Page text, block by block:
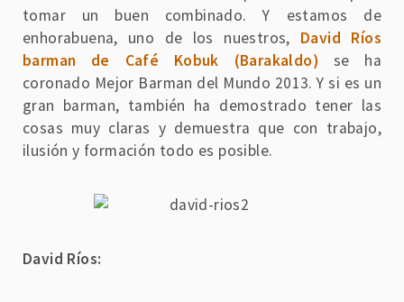
tomar un buen combinado. Y estamos de
enhorabuena, uno de los nuestros, David Ríos
barman de Café Kobuk (Barakaldo) se ha
coronado Mejor Barman del Mundo 2013. Y si es un
gran barman, también ha demostrado tener las
cosas muy claras y demuestra que con trabajo,
ilusión y formación todo es posible.
David Ríos: